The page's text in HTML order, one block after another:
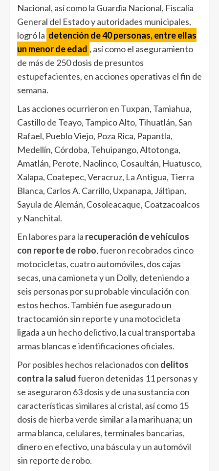
Nacional, así como la Guardia Nacional, Fiscalía
General del Estado y autoridades municipales,
logró la detención de 40 personas, entre ellas
un menor de edad , así como el aseguramiento
de más de 250 dosis de presuntos
estupefacientes, en acciones operativas el fin de
semana.
Las acciones ocurrieron en Tuxpan, Tamiahua,
Castillo de Teayo, Tampico Alto, Tihuatlán, San
Rafael, Pueblo Viejo, Poza Rica, Papantla,
Medellín, Córdoba, Tehuipango, Altotonga,
Amatlán, Perote, Naolinco, Cosaultán, Huatusco,
Xalapa, Coatepec, Veracruz, La Antigua, Tierra
Blanca, Carlos A. Carrillo, Uxpanapa, Jáltipan,
Sayula de Alemán, Cosoleacaque, Coatzacoalcos
y Nanchital.
En labores para la recuperación de vehículos
con reporte de robo, fueron recobrados cinco
motocicletas, cuatro automóviles, dos cajas
secas, una camioneta y un Dolly, deteniendo a
seis personas por su probable vinculación con
estos hechos. También fue asegurado un
tractocamión sin reporte y una motocicleta
ligada a un hecho delictivo, la cual transportaba
armas blancas e identificaciones oficiales.
Por posibles hechos relacionados con delitos
contra la saludfueron detenidas 11 personas y
se aseguraron 63 dosis y de una sustancia con
características similares al cristal, así como 15
dosis de hierba verde similar a la marihuana; un
arma blanca, celulares, terminales bancarias,
dinero en efectivo, una báscula y un automóvil
sin reporte de robo.